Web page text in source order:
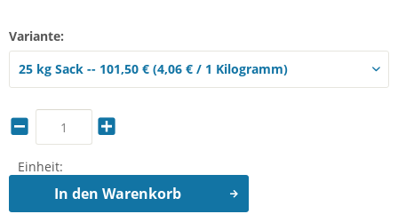
Variante:
Einheit:
In den Warenkorb